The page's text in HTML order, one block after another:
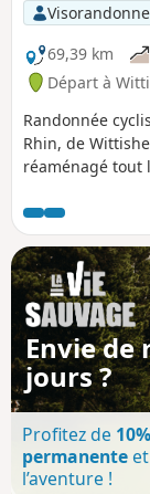
69,39 km
Départ à
Randonnée
Rhin, de
réaménagé tout
canalisé (près
parcours.
Envie de
jours ?
Profitez de
permanente
l’aventure !